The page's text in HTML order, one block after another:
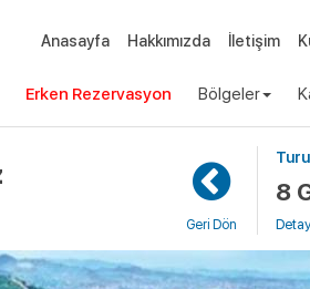
Anasayfa Hakkımızda İletişim
Erken Rezervasyon Bölgeler
Geri Dön
8